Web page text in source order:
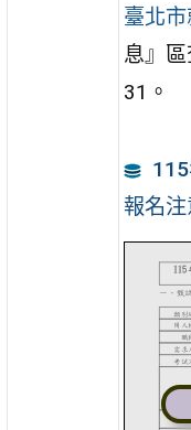
臺北
息』
31。
報名